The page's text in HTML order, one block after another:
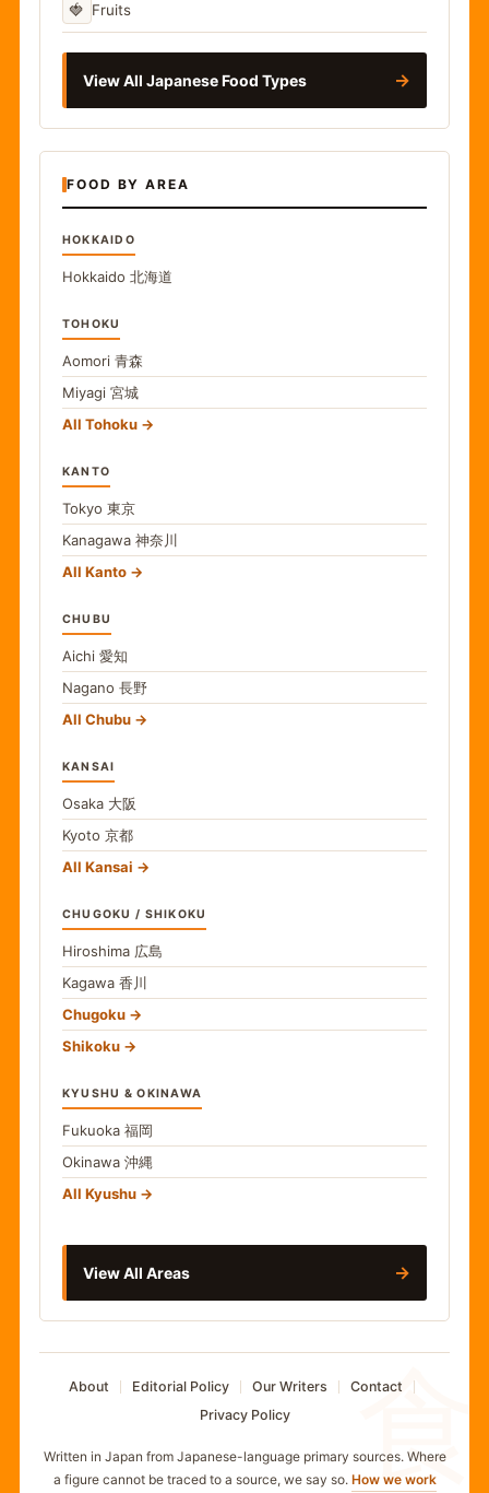
食
🍓 Fruits
View All Japanese Food Types →
FOOD BY AREA
HOKKAIDO
Hokkaido 北海道
TOHOKU
Aomori 青森
Miyagi 宮城
All Tohoku
KANTO
Tokyo 東京
Kanagawa 神奈川
All Kanto
CHUBU
Aichi 愛知
Nagano 長野
All Chubu
KANSAI
Osaka 大阪
Kyoto 京都
All Kansai
CHUGOKU / SHIKOKU
Hiroshima 広島
Kagawa 香川
Chugoku
Shikoku
KYUSHU & OKINAWA
Fukuoka 福岡
Okinawa 沖縄
All Kyushu
View All Areas →
About Editorial Policy Our Writers
Contact
Privacy Policy
Written in Japan from Japanese-language primary sources. Where
a figure cannot be traced to a source, we say so. How we work